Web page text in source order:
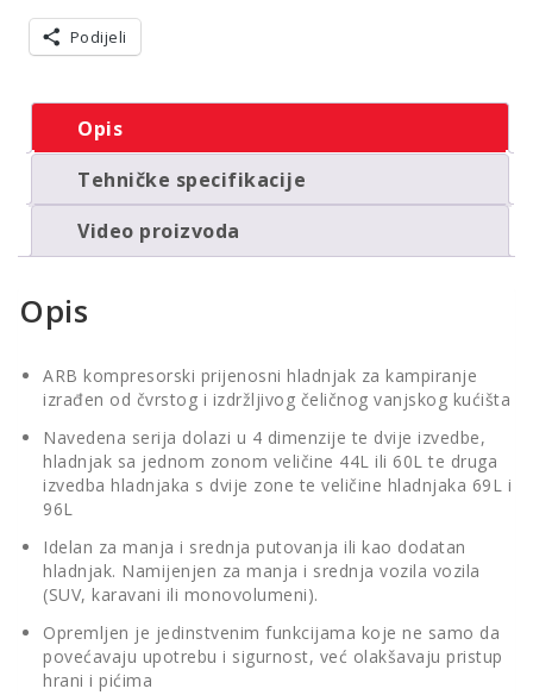
Single
zone,
44L,
do
količina
Podijeli
Opis
Tehničke specifikacije
Video proizvoda
Opis
ARB kompresorski prijenosni hladnjak za kampiranje
izrađen od čvrstog i izdržljivog čeličnog vanjskog kućišta
Navedena serija dolazi u 4 dimenzije te dvije izvedbe,
hladnjak sa jednom zonom veličine 44L ili 60L te druga
izvedba hladnjaka s dvije zone te veličine hladnjaka 69L i
96L
Idelan za manja i srednja putovanja ili kao dodatan
hladnjak. Namijenjen za manja i srednja vozila vozila
(SUV, karavani ili monovolumeni).
Opremljen je jedinstvenim funkcijama koje ne samo da
povećavaju upotrebu i sigurnost, već olakšavaju pristup
hrani i pićima